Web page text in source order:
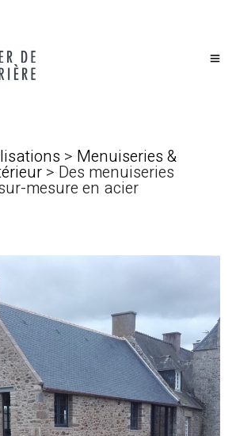
> Menuiseries &
> Des menuiseries
mesure en acier